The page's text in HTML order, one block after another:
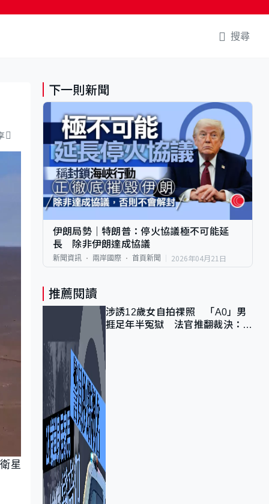
搜尋
星
下一則新聞
伊朗局勢｜特朗普：停火協議極不可能延
長 除非伊朗達成協議
新聞資訊 兩岸國際 首頁新聞 2026年04月21日
推薦閱讀
涉誘12歲女自拍祼照 「A0」男
捱足年半冤獄 法官推翻裁決：抄